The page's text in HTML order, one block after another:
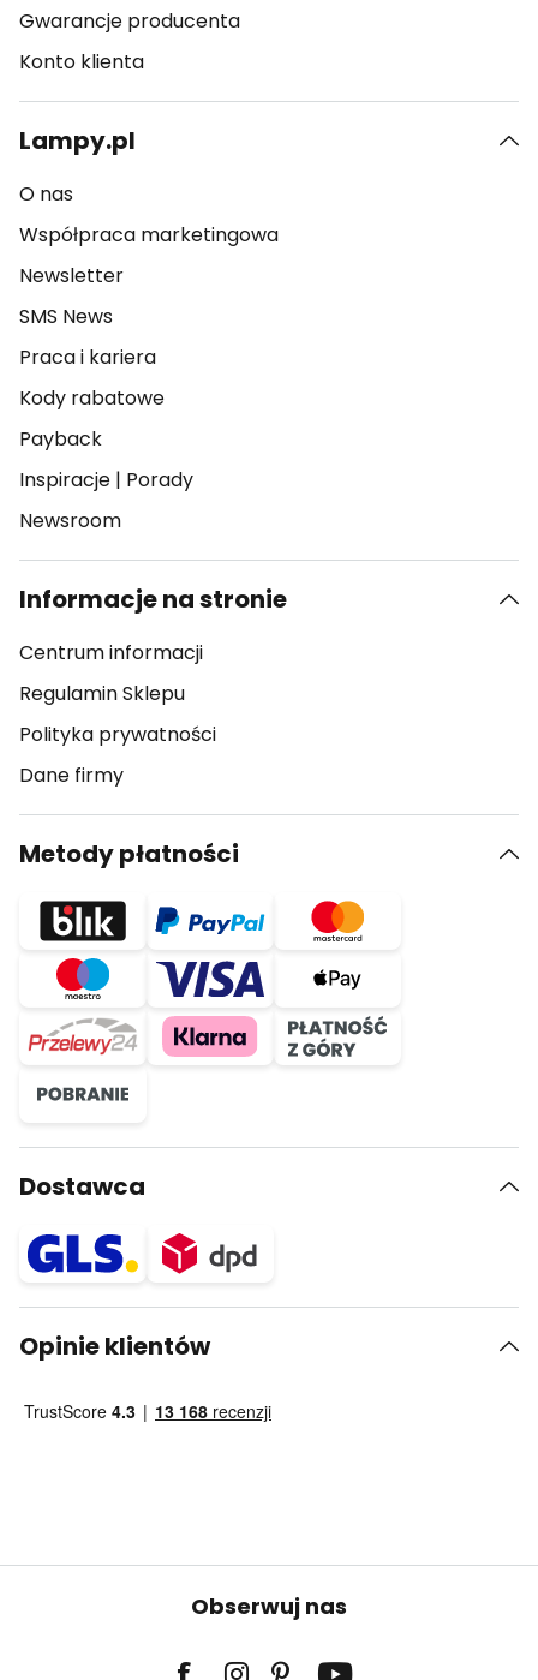
Gwarancje producenta
Konto klienta
Lampy.pl
O nas
Współpraca marketingowa
Newsletter
SMS News
Praca i kariera
Kody rabatowe
Payback
Inspiracje | Porady
Newsroom
Informacje na stronie
Centrum informacji
Regulamin Sklepu
Polityka prywatności
Dane firmy
Metody płatności
Dostawca
Opinie klientów
Obserwuj nas